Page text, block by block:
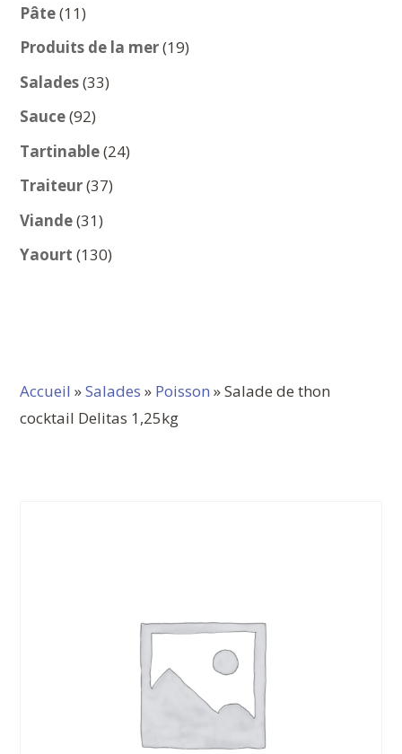
Pâte 1111
produits
Produits de la mer 1919
Salades 3333
Sauce 9292
produits
Tartinable 2424
Traiteur 3737
Viande 3131
produits
Yaourt 130130
Accueil »Salades » Poisson » Salade de thon
cocktail Delitas 1,25kg